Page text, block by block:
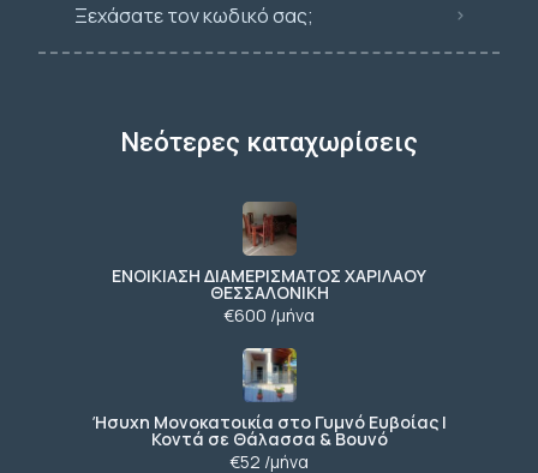
Ξεχάσατε τον κωδικό σας;
Νεότερες καταχωρίσεις
ΕΝΟΙΚΙΑΣΗ ΔΙΑΜΕΡΙΣΜΑΤΟΣ ΧΑΡΙΛΑΟΥ
ΘΕΣΣΑΛΟΝΙΚΗ
€600 /μήνα
Ήσυχη Μονοκατοικία στο Γυμνό Ευβοίας |
Κοντά σε Θάλασσα & Βουνό
€52 /μήνα